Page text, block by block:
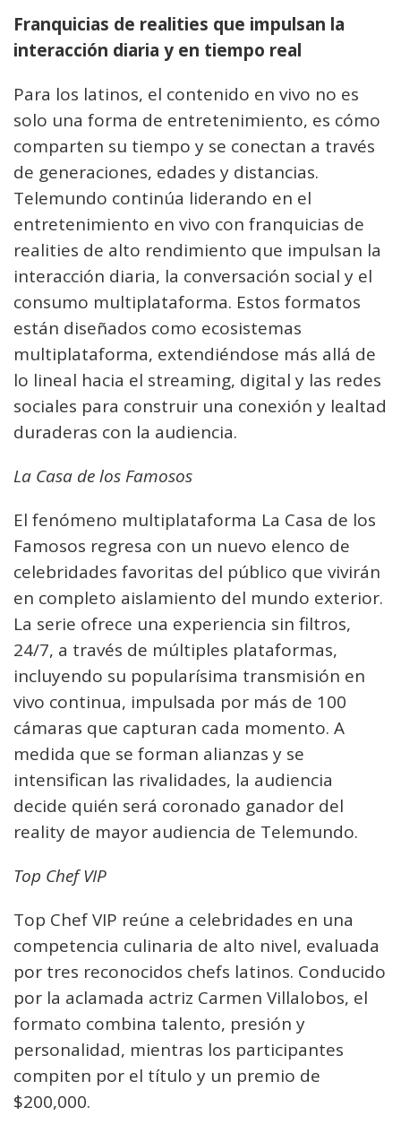
Franquicias de realities que impulsan la
interacción diaria y en tiempo real
Para los latinos, el contenido en vivo no es
solo una forma de entretenimiento, es cómo
comparten su tiempo y se conectan a través
de generaciones, edades y distancias.
Telemundo continúa liderando en el
entretenimiento en vivo con franquicias de
realities de alto rendimiento que impulsan la
interacción diaria, la conversación social y el
consumo multiplataforma. Estos formatos
están diseñados como ecosistemas
multiplataforma, extendiéndose más allá de
lo lineal hacia el streaming, digital y las redes
sociales para construir una conexión y lealtad
duraderas con la audiencia.
La Casa de los Famosos
El fenómeno multiplataforma La Casa de los
Famosos regresa con un nuevo elenco de
celebridades favoritas del público que vivirán
en completo aislamiento del mundo exterior.
La serie ofrece una experiencia sin filtros,
24/7, a través de múltiples plataformas,
incluyendo su popularísima transmisión en
vivo continua, impulsada por más de 100
cámaras que capturan cada momento. A
medida que se forman alianzas y se
intensifican las rivalidades, la audiencia
decide quién será coronado ganador del
reality de mayor audiencia de Telemundo.
Top Chef VIP
Top Chef VIP reúne a celebridades en una
competencia culinaria de alto nivel, evaluada
por tres reconocidos chefs latinos. Conducido
por la aclamada actriz Carmen Villalobos, el
formato combina talento, presión y
personalidad, mientras los participantes
compiten por el título y un premio de
$200,000.